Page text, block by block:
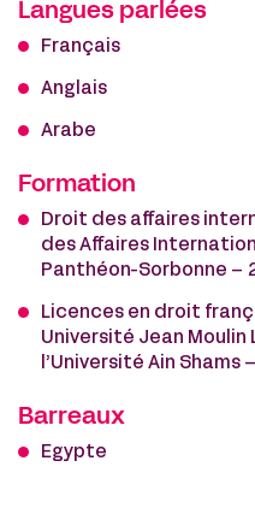
Langues parlées
Français
Anglais
Arabe
Formation
Droit des affaires
des Affaires
Panthéon-Sorbonne –
Licences en droit
Université Jean Moulin
l’Université Ain Shams
Barreaux
Egypte